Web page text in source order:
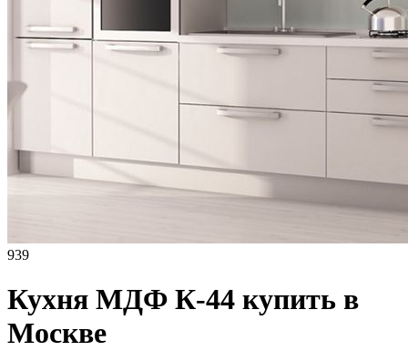
939
Кухня МДФ К-44 купить в
Москве